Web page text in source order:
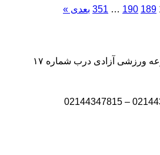
189
190
…
351 بعدی »
ورزشی آزادی درب شماره ۱۷